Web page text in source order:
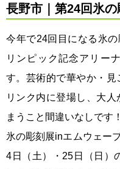
長野市｜第24回氷
今年で24回目になる氷
リンピック記念アリー
す。芸術的で華やか・見
リンク内に登場し、大
まうこと間違いなしです！
氷の彫刻展inエムウェー
4日（土）・25日（日）